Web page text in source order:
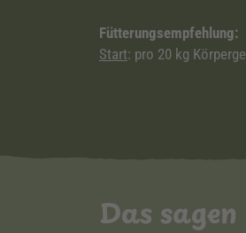
Fütterungsempfehlung:
Start: pro 20 kg
Das